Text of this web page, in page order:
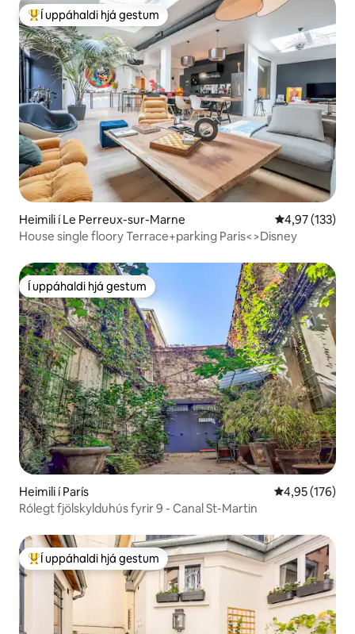
Í mestu uppáhaldi hjá gestum
Í uppáhaldi hjá gestum
Heimili í Le Perreux-sur-Marne 4,97 af 5 í
4,97 (133)
House single floory Terrace+parking Paris<>Disney
Í uppáhaldi hjá gestum
Í uppáhaldi hjá gestum
Heimili í París 4,95 af 5 í
4,95 (176)
Rólegt fjölskylduhús fyrir 9 - Canal St-Martin
Í mestu uppáhaldi hjá gestum
Í uppáhaldi hjá gestum